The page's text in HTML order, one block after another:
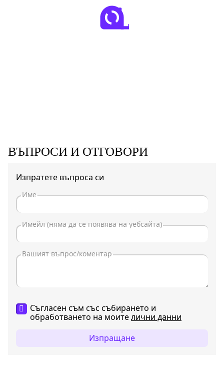
ВЪПРОСИ И ОТГОВОРИ
Изпратете въпроса си
Съгласен съм със събирането и
обработването на моителични данни
Изпращане